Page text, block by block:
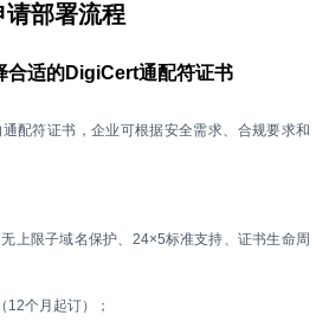
请部署流程
合适的DigiCert通配符证书
配符证书，企业可根据安全需求、合规要求和
上限子域名保护、24×5标准支持、证书生命周
12个月起订）；